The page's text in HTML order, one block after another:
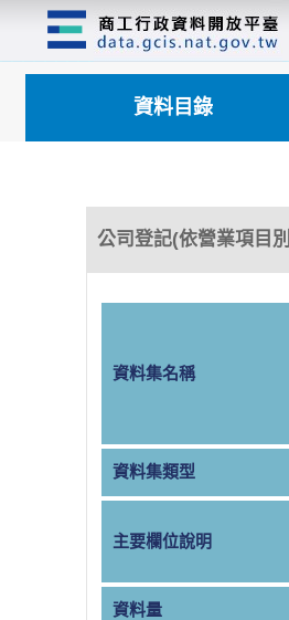
資料目錄
公司登記(依營業項目
資料集名稱
資料集類型
主要欄位說明
資料量